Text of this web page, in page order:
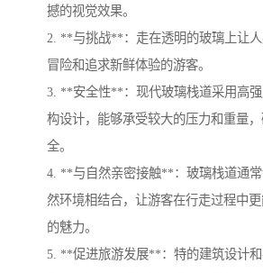
撼的视觉效果。
2. **与挑战**：走在透明的玻璃上让
冒险和追求新鲜体验的游客。
3. **安全性**：现代玻璃栈道采用高
构设计，能够承受较大的压力和重量
全。
4. **与自然亲密接触**：玻璃栈道通常
然环境相结合，让游客在行走过程中
的魅力。
5. **促进旅游发展**：特的建筑设计